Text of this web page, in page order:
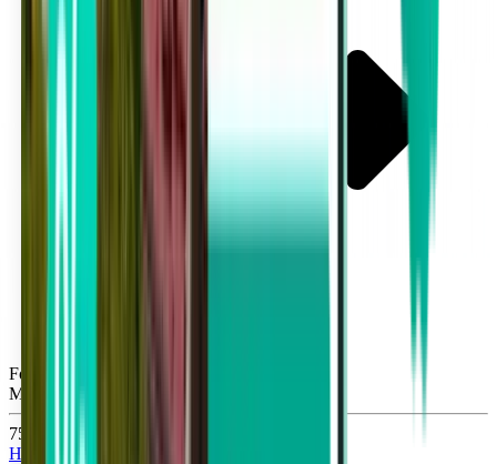
Fort Lauderdale FLL
Mon, Nov 9
751 Kč
Hledat